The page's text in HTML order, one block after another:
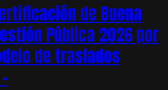
de Buena
Pública 2026 por
de traslados